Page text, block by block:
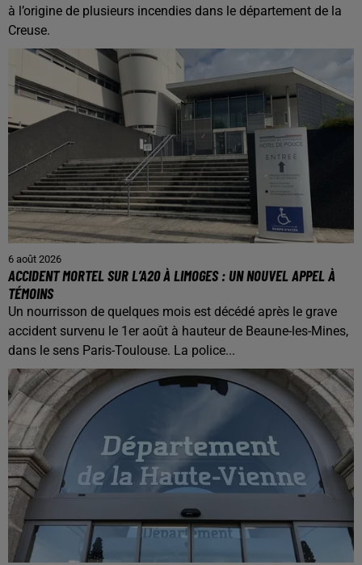
à l’origine de plusieurs incendies dans le département de la
Creuse.
6 août 2026
ACCIDENT MORTEL SUR L’A20 À LIMOGES : UN NOUVEL APPEL À
TÉMOINS
Un nourrisson de quelques mois est décédé après le grave
accident survenu le 1er août à hauteur de Beaune-les-Mines,
dans le sens Paris-Toulouse. La police...